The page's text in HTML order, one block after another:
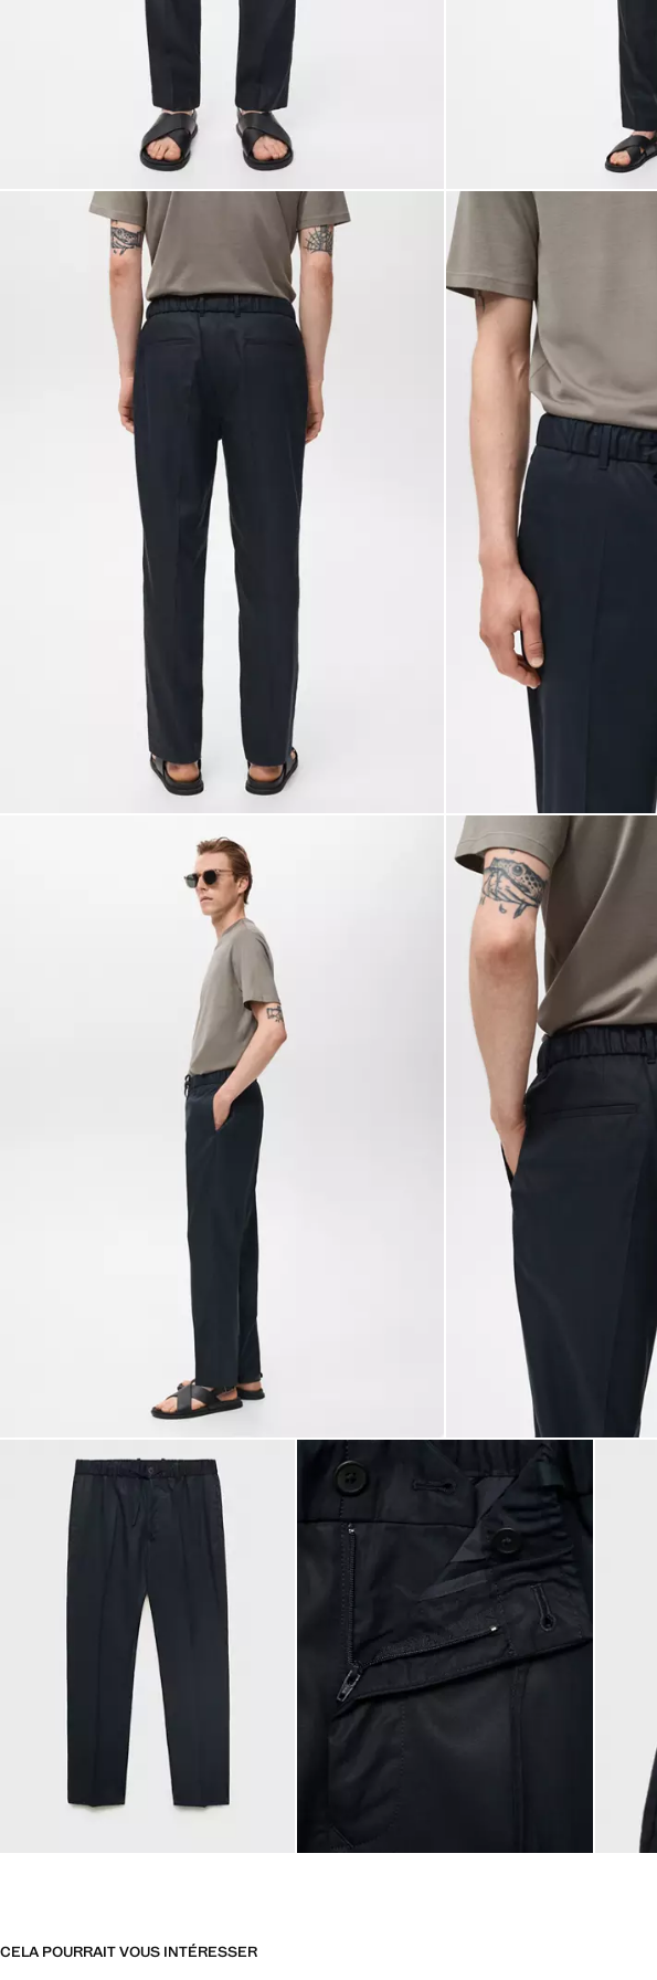
CELA POURRAIT VOUS INTÉRESSER